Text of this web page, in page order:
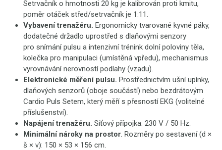
Setrvačník o hmotnosti 20 kg je kalibrován proti kmitu,
poměr otáček střed/setrvačník je 1:11.
Vybavení trenažéru. Ergonomicky tvarované kyvné páky,
dodatečné držadlo uprostřed s dlaňovými senzory
pro snímání pulsu a intenzivní trénink dolní poloviny těla,
kolečka pro manipulaci (umístěná vpředu), mechanismus
vyrovnávání nerovností podlahy (vzadu).
Elektronické měření pulsu. Prostřednictvím ušní upínky,
dlaňových senzorů (oboje součástí) nebo bezdrátovým
Cardio Puls Setem, který měří s přesností EKG (volitelné
příslušenství).
Napájení trenažéru. Síťový přípojka: 230 V / 50 Hz.
Minimální nároky na prostor. Rozměry po sestavení (d ×
š × v): 150 × 53 × 156 cm.